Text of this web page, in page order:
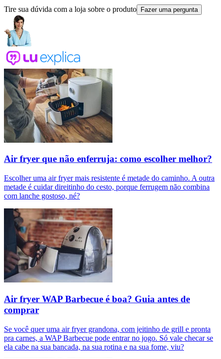
Tire sua dúvida com a loja sobre o produto Fazer uma pergunta
Air fryer que não enferruja: como escolher melhor?
Escolher uma air fryer mais resistente é metade do caminho. A outra
metade é cuidar direitinho do cesto, porque ferrugem não combina
com lanche gostoso, né?
Air fryer WAP Barbecue é boa? Guia antes de
comprar
Se você quer uma air fryer grandona, com jeitinho de grill e pronta
pra carnes, a WAP Barbecue pode entrar no jogo. Só vale checar se
ela cabe na sua bancada, na sua rotina e na sua fome, viu?